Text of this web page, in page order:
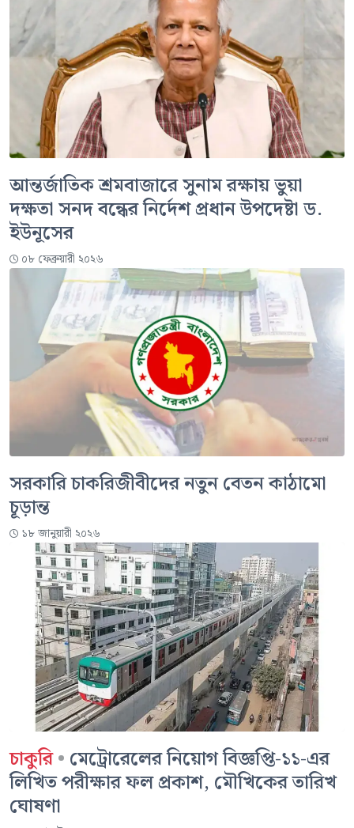
আন্তর্জাতিক শ্রমবাজারে সুনাম রক্ষায় ভুয়া
দক্ষতা সনদ বন্ধের নির্দেশ প্রধান উপদেষ্টা ড.
ইউনূসের
০৮ ফেব্রুয়ারী ২০২৬
সরকারি চাকরিজীবীদের নতুন বেতন কাঠামো
চূড়ান্ত
১৮ জানুয়ারী ২০২৬
চাকুরি• মেট্রোরেলের নিয়োগ বিজ্ঞপ্তি-১১-এর
লিখিত পরীক্ষার ফল প্রকাশ, মৌখিকের তারিখ
ঘোষণা